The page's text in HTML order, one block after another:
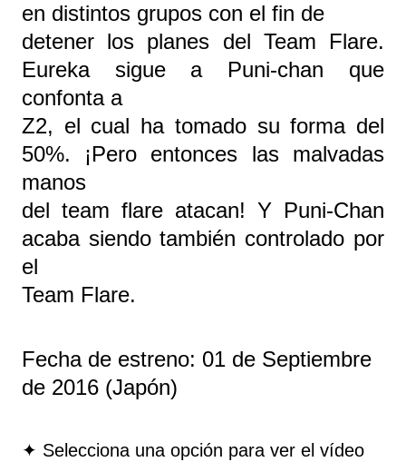
en distintos grupos con el fin de
detener los planes del Team Flare.
Eureka sigue a Puni-chan que
confonta a
Z2, el cual ha tomado su forma del
50%. ¡Pero entonces las malvadas
manos
del team flare atacan! Y Puni-Chan
acaba siendo también controlado por
el
Team Flare.
Fecha de estreno: 01 de Septiembre
de 2016 (Japón)
✦ Selecciona una opción para ver el vídeo